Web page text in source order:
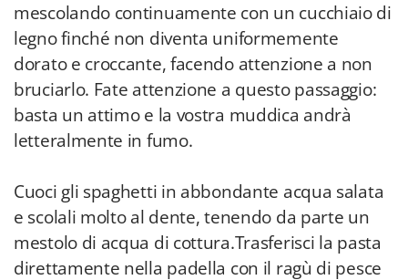
mescolando continuamente con un cucchiaio di
legno finché non diventa uniformemente
dorato e croccante, facendo attenzione a non
bruciarlo. Fate attenzione a questo passaggio:
basta un attimo e la vostra muddica andrà
letteralmente in fumo.
Cuoci gli spaghetti in abbondante acqua salata
e scolali molto al dente, tenendo da parte un
mestolo di acqua di cottura.Trasferisci la pasta
direttamente nella padella con il ragù di pesce